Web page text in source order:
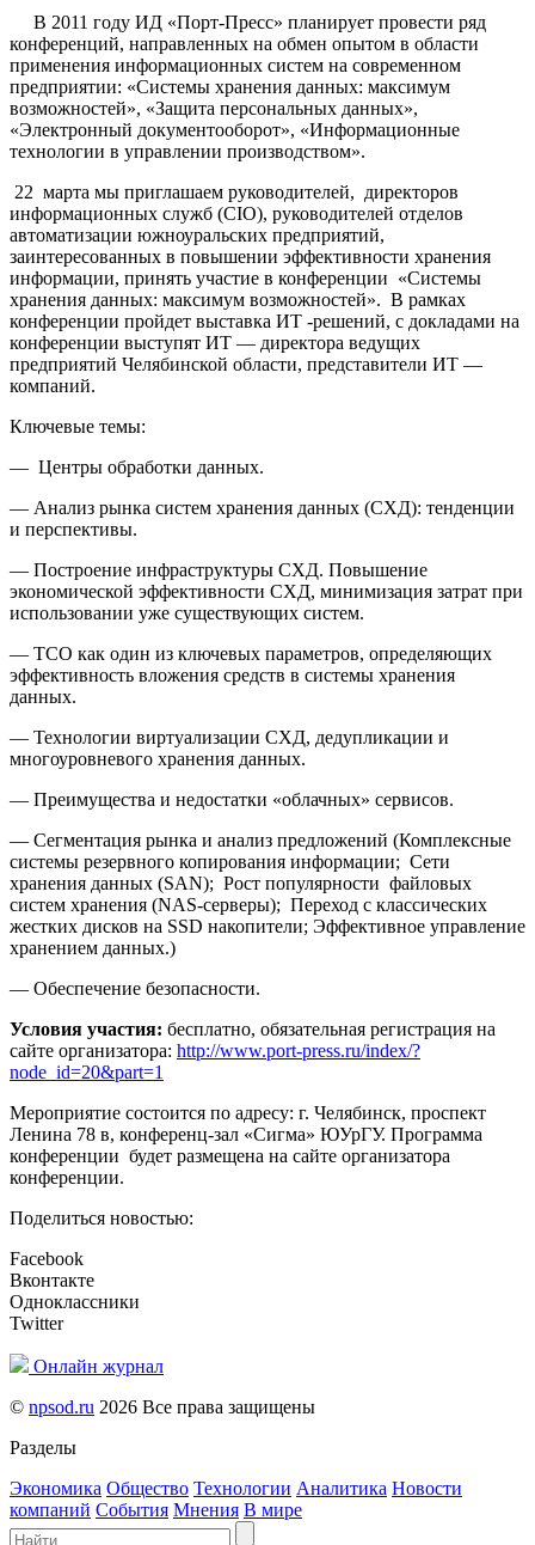
В 2011 году ИД «Порт-Пресс» планирует провести ряд
конференций, направленных на обмен опытом в области
применения информационных систем на современном
предприятии: «Системы хранения данных: максимум
возможностей», «Защита персональных данных»,
«Электронный документооборот», «Информационные
технологии в управлении производством».
22 марта мы приглашаем руководителей, директоров
информационных служб (CIO), руководителей отделов
автоматизации южноуральских предприятий,
заинтересованных в повышении эффективности хранения
информации, принять участие в конференции «Системы
хранения данных: максимум возможностей». В рамках
конференции пройдет выставка ИТ -решений, с докладами на
конференции выступят ИТ — директора ведущих
предприятий Челябинской области, представители ИТ —
компаний.
Ключевые темы:
— Центры обработки данных.
— Анализ рынка систем хранения данных (СХД): тенденции
и перспективы.
— Построение инфраструктуры СХД. Повышение
экономической эффективности СХД, минимизация затрат при
использовании уже существующих систем.
— TCO как один из ключевых параметров, определяющих
эффективность вложения средств в системы хранения
данных.
— Технологии виртуализации СХД, дедупликации и
многоуровневого хранения данных.
— Преимущества и недостатки «облачных» сервисов.
— Сегментация рынка и анализ предложений (Комплексные
системы резервного копирования информации; Сети
хранения данных (SAN); Рост популярности файловых
систем хранения (NAS-серверы); Переход с классических
жестких дисков на SSD накопители; Эффективное управление
хранением данных.)
— Обеспечение безопасности.
Условия участия: бесплатно, обязательная регистрация на
сайте организатора: http://www.port-press.ru/index/?
node_id=20&part=1
Мероприятие состоится по адресу: г. Челябинск, проспект
Ленина 78 в, конференц-зал «Сигма» ЮУрГУ. Программа
конференции будет размещена на сайте организатора
конференции.
Поделиться новостью:
Facebook
Вконтакте
Одноклассники
Twitter
Онлайн журнал
© npsod.ru 2026 Все права защищены
Разделы
Экономика Общество Технологии Аналитика Новости
компаний События Мнения В мире